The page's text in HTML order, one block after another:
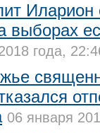
Иларион
выборах
года,
06 января